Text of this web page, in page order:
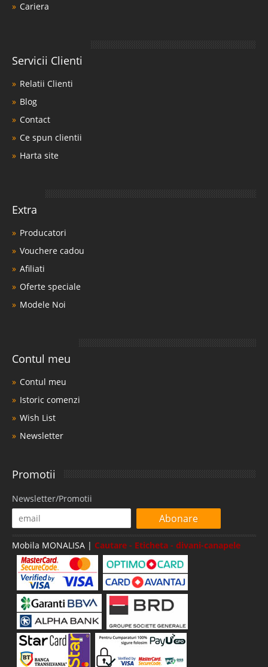
Cariera
Servicii Clienti
Relatii Clienti
Blog
Contact
Ce spun clientii
Harta site
Extra
Producatori
Vouchere cadou
Afiliati
Oferte speciale
Modele Noi
Contul meu
Contul meu
Istoric comenzi
Wish List
Newsletter
Promotii
Newsletter/Promotii
Abonare
Mobila MONALISA | Cautare - Eticheta - divani-canapele